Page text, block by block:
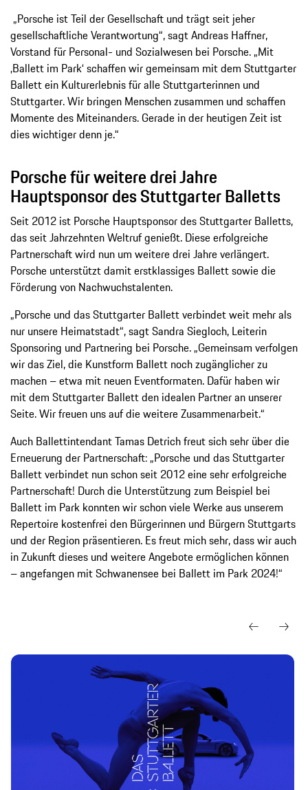
„Porsche ist Teil der Gesellschaft und trägt seit jeher
gesellschaftliche Verantwortung“, sagt Andreas Haffner,
Vorstand für Personal- und Sozialwesen bei Porsche. „Mit
‚Ballett im Park‘ schaffen wir gemeinsam mit dem Stuttgarter
Ballett ein Kulturerlebnis für alle Stuttgarterinnen und
Stuttgarter. Wir bringen Menschen zusammen und schaffen
Momente des Miteinanders. Gerade in der heutigen Zeit ist
dies wichtiger denn je.“
Porsche für weitere drei Jahre
Hauptsponsor des Stuttgarter Balletts
Seit 2012 ist Porsche Hauptsponsor des Stuttgarter Balletts,
das seit Jahrzehnten Weltruf genießt. Diese erfolgreiche
Partnerschaft wird nun um weitere drei Jahre verlängert.
Porsche unterstützt damit erstklassiges Ballett sowie die
Förderung von Nachwuchstalenten.
„Porsche und das Stuttgarter Ballett verbindet weit mehr als
nur unsere Heimatstadt“, sagt Sandra Siegloch, Leiterin
Sponsoring und Partnering bei Porsche. „Gemeinsam verfolgen
wir das Ziel, die Kunstform Ballett noch zugänglicher zu
machen – etwa mit neuen Eventformaten. Dafür haben wir
mit dem Stuttgarter Ballett den idealen Partner an unserer
Seite. Wir freuen uns auf die weitere Zusammenarbeit.“
Auch Ballettintendant Tamas Detrich freut sich sehr über die
Erneuerung der Partnerschaft: „Porsche und das Stuttgarter
Ballett verbindet nun schon seit 2012 eine sehr erfolgreiche
Partnerschaft! Durch die Unterstützung zum Beispiel bei
Ballett im Park konnten wir schon viele Werke aus unserem
Repertoire kostenfrei den Bürgerinnen und Bürgern Stuttgarts
und der Region präsentieren. Es freut mich sehr, dass wir auch
in Zukunft dieses und weitere Angebote ermöglichen können
– angefangen mit Schwanensee bei Ballett im Park 2024!“